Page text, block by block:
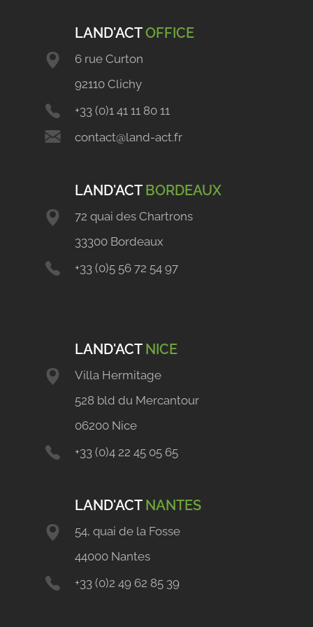
LAND'ACTOFFICE
6 rue Curton
92110 Clichy
+33 (0)1 41 11 80 11
contact@land-act.fr
LAND'ACT BORDEAUX
72 quai des Chartrons
33300 Bordeaux
+33 (0)5 56 72 54 97
LAND'ACT NICE
Villa Hermitage
528 bld du Mercantour
06200 Nice
+33 (0)4 22 45 05 65
LAND'ACT NANTES
54, quai de la Fosse
44000 Nantes
+33 (0)2 49 62 85 39